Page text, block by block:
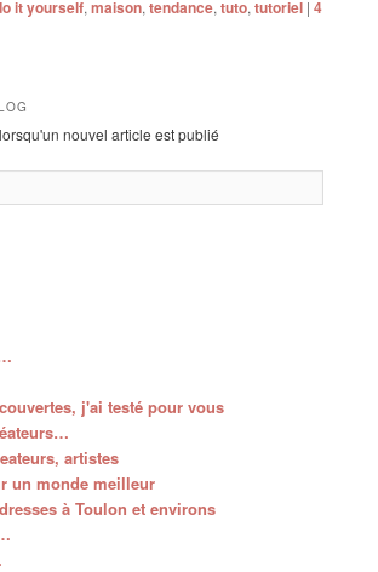
it yourself,maison,tendance,tuto,tutoriel |4
nouvel article est publié
j'ai testé pour vous
artistes
un monde meilleur
à Toulon et environs